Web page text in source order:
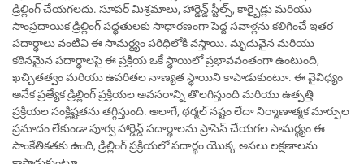
డ్రిల్లింగ్ చేయగలదు. సూపర్ మిశ్రమాలు, హార్డెన్డ్ స్టీల్స్, కార్బైడ్లు మరియు
సాంప్రదాయిక డ్రిల్లింగ్ పద్ధతులకు సాధారణంగా పెద్ద సవాళ్లను కలిగించే ఇతర
పదార్థాలు వంటివి ఈ సామర్థ్యం పరిధిలోకి వస్తాయి. మృదువైన మరియు
కఠినమైన పదార్థాలపై ఈ ప్రక్రియ ఒకే స్థాయిలో ప్రభావవంతంగా ఉంటుంది,
ఖచ్చితత్వం మరియు ఉపరితల నాణ్యత స్థాయిని కాపాడుకుంటూ. ఈ వైవిధ్యం
అనేక ప్రత్యేక డ్రిల్లింగ్ ప్రక్రియల అవసరాన్ని తొలగిస్తుంది మరియు ఉత్పత్తి
ప్రక్రియల సంక్లిష్టతను తగ్గిస్తుంది. అలాగే, థర్మల్ నష్టం లేదా నిర్మాణాత్మక మార్పుల
ప్రమాదం లేకుండా పూర్వ హార్డెన్డ్ పదార్థాలను ప్రాసెస్ చేయగల సామర్థ్యం ఈ
సాంకేతికతకు ఉంది, డ్రిల్లింగ్ ప్రక్రియలో పదార్థం యొక్క అసలు లక్షణాలను